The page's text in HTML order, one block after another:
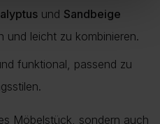
und Sandbeige
und leicht zu kombinieren.
funktional, passend zu
Möbelstück, sondern auch